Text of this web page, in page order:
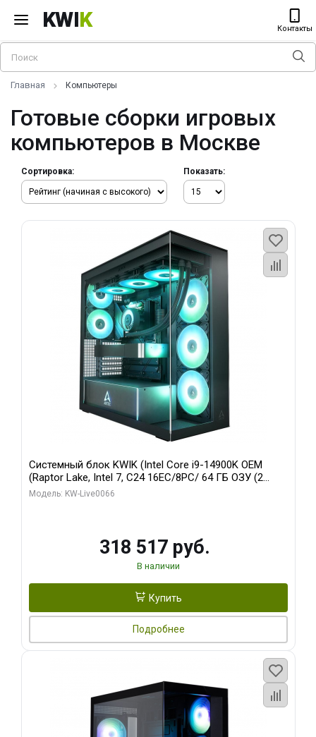
KWIK Контакты
Главная Компьютеры
Готовые сборки игровых
компьютеров в Москве
Сортировка: Показать:
Системный блок KWIK (Intel Core i9-14900K OEM
(Raptor Lake, Intel 7, C24 16EC/8PC/ 64 ГБ ОЗУ (2
модуля)/ Gigabyte RTX5080 XTREME WATERFORCE
Модель: KW-Live0066
318 517 руб.
В наличии
Купить
Подробнее